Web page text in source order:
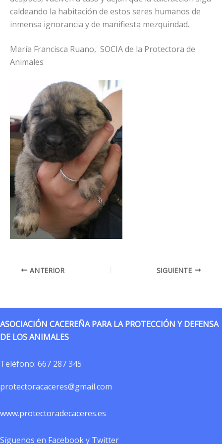
caldeando la habitación de estos seres humanos de
inmensa ignorancia y de manifiesta mezquindad.
María Francisca Ruano, SOCIA de la Protectora de
Animales
ANTERIOR SIGUIENTE
ASOCIACIÓN CACEREÑA PARA LA PROTECCIÓN Y DEFENSA
DE LOS ANIMALES
Teléfono: 667 287 345
protectoracaceres@gmail.com
www.protectoradecaceres.es
Síguenos en Facebook y Twitter